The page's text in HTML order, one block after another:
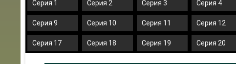
Серия 1 Серия 2 Серия 3 Серия 4
Серия 9 Серия 10 Серия 11 Серия 12
Серия 17 Серия 18 Серия 19 Серия 20